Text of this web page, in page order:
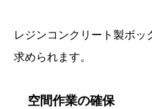
レジンコンクリート製ボ
求められます。
空間作業の確保